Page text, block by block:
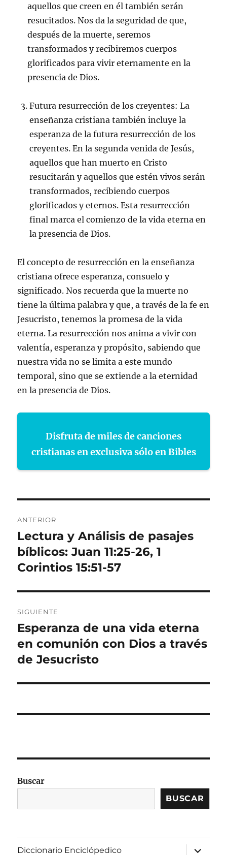
aquellos que creen en él también serán
resucitados. Nos da la seguridad de que,
después de la muerte, seremos
transformados y recibiremos cuerpos
glorificados para vivir eternamente en la
presencia de Dios.
Futura resurrección de los creyentes: La
enseñanza cristiana también incluye la
esperanza de la futura resurrección de los
creyentes. En la segunda venida de Jesús,
aquellos que han muerto en Cristo
resucitarán y aquellos que estén vivos serán
transformados, recibiendo cuerpos
glorificados y eternos. Esta resurrección
final marca el comienzo de la vida eterna en
la presencia de Dios.
El concepto de resurrección en la enseñanza
cristiana ofrece esperanza, consuelo y
significado. Nos recuerda que la muerte no
tiene la última palabra y que, a través de la fe en
Jesucristo, tenemos la promesa de la vida
eterna. La resurrección nos anima a vivir con
valentía, esperanza y propósito, sabiendo que
nuestra vida no se limita a este mundo
temporal, sino que se extiende a la eternidad
en la presencia de Dios.
Disfruta de miles de canciones
cristianas en exclusiva sólo en Bibles
de
entradas
ANTERIOR
Entrada
anterior:
Lectura y Análisis de pasajes
bíblicos: Juan 11:25-26, 1
Corintios 15:51-57
SIGUIENTE
Entrada
siguiente:
Esperanza de una vida eterna
en comunión con Dios a través
de Jesucristo
Buscar
BUSCAR
Diccionario Enciclópedico
expandir